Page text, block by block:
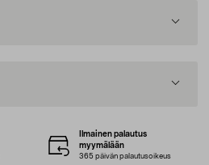
Ilmainen palautus
myymälään
365 päivän palautusoikeus